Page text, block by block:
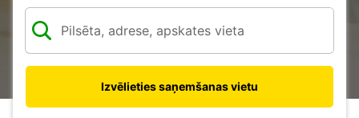
Izvēlieties saņemšanas vietu